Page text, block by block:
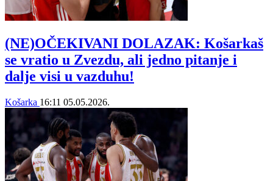
(NE)OČEKIVANI DOLAZAK: Košarkaš
se vratio u Zvezdu, ali jedno pitanje i
dalje visi u vazduhu!
Košarka 16:11 05.05.2026.